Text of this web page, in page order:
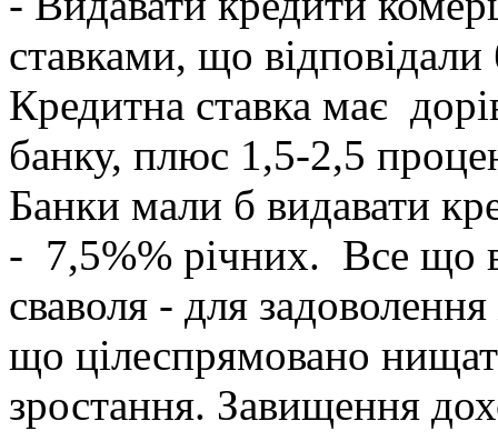
ставками, що відповідали
Кредитна ставка має
банку, плюс 1,5-2,5
Банки мали б видавати
- 7,5%% річних. Все що
сваволя - для
що цілеспрямовано
зростання. Завищення